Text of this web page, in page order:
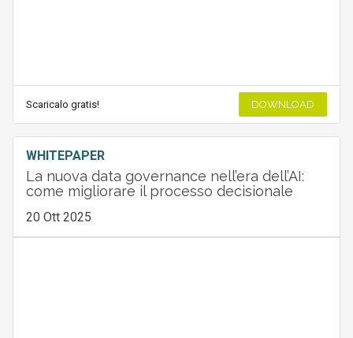
Scaricalo gratis! DOWNLOAD
WHITEPAPER
La nuova data governance nell’era dell’AI:
come migliorare il processo decisionale
20 Ott 2025